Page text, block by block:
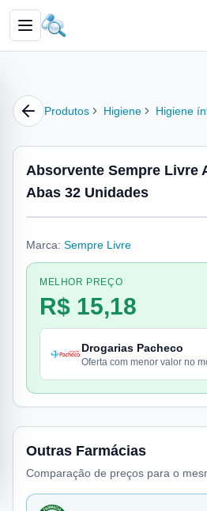
Produtos Higiene Higiene
Absorvente Sempre Livre
Abas 32 Unidades
Marca: Sempre Livre
MELHOR PREÇO
R$ 15,18
Drogarias Pacheco
Oferta com menor valor no
Outras Farmácias
Comparação de preços para o